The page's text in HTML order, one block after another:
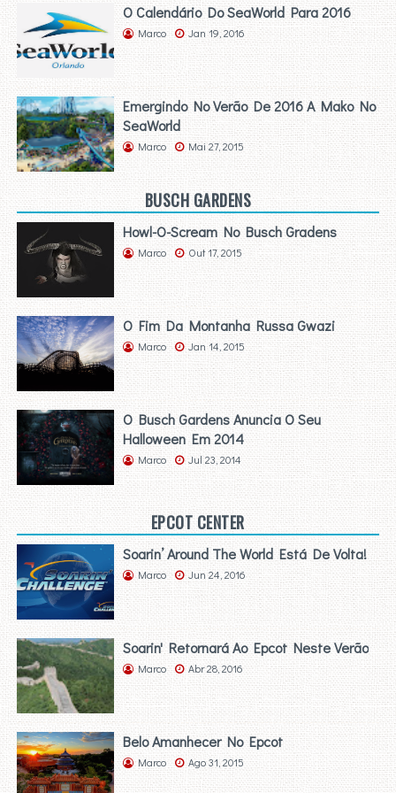
O Calendário Do SeaWorld Para 2016
Marco Jan 19, 2016
Emergindo No Verão De 2016 A Mako No
SeaWorld
Marco Mai 27, 2015
BUSCH GARDENS
Howl-O-Scream No Busch Gradens
Marco Out 17, 2015
O Fim Da Montanha Russa Gwazi
Marco Jan 14, 2015
O Busch Gardens Anuncia O Seu
Halloween Em 2014
Marco Jul 23, 2014
EPCOT CENTER
Soarin’ Around The World Está De Volta!
Marco Jun 24, 2016
Soarin' Retornará Ao Epcot Neste Verão
Marco Abr 28, 2016
Belo Amanhecer No Epcot
Marco Ago 31, 2015